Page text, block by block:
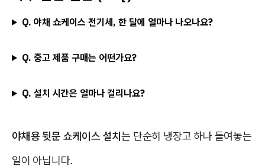
Q. 야채 쇼케이스 전기세, 한 달에 얼마나 나오나요?
Q. 중고 제품 구매는 어떤가요?
Q. 설치 시간은 얼마나 걸리나요?
야채용 뒷문 쇼케이스 설치는 단순히 냉장고 하나 들여놓는
일이 아닙니다.